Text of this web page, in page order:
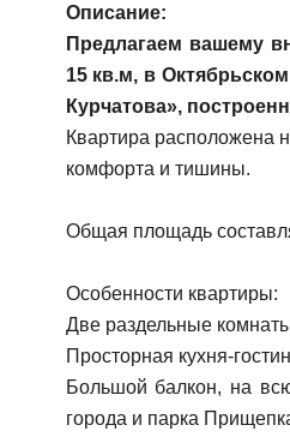
Описание:
Предлагаем вашему
15 кв.м, в
Курчатова»,
Квартира расположена
комфорта и тишины.
Общая площадь
Особенности квартиры:
Две раздельные
Просторная кухня-
Большой балкон, на
города и парка